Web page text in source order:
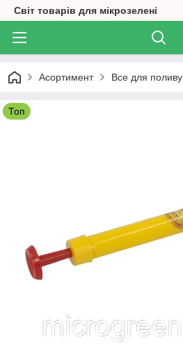
Світ товарів для мікрозелені
Асортимент Все для поливу
Топ